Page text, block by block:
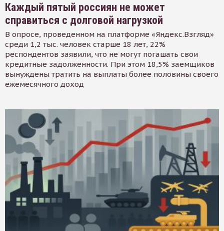
Каждый пятый россиян не может
справиться с долговой нагрузкой
В опросе, проведенном на платформе «Яндекс.Взгляд»
среди 1,2 тыс. человек старше 18 лет, 22%
респондентов заявили, что не могут погашать свои
кредитные задолженности. При этом 18,5% заемщиков
вынуждены тратить на выплаты более половины своего
ежемесячного доход